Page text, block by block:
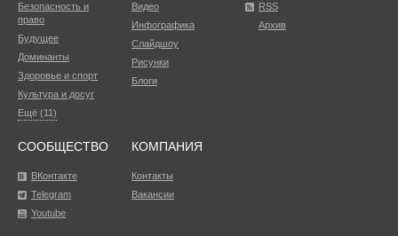
Безопасность и
право
Будущее
Доминанты
Здоровье и спорт
Культура и досуг
Ещё (11)
Видео
Инфографика
Слайдшоу
Рисунки
Блоги
RSS
Архив
СООБЩЕСТВО
ВКонтакте
Telegram
Youtube
КОМПАНИЯ
Контакты
Вакансии